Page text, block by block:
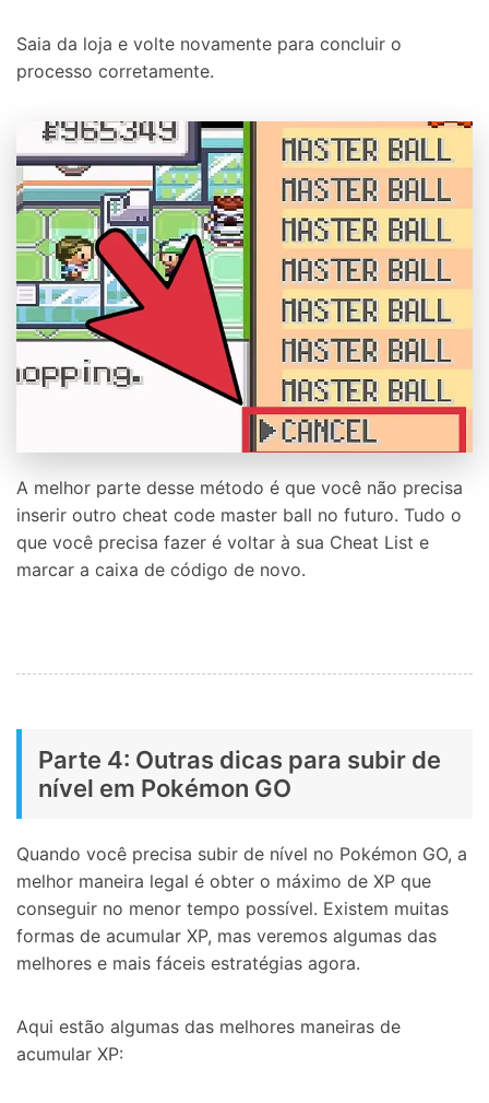
Saia da loja e volte novamente para concluir o
processo corretamente.
A melhor parte desse método é que você não precisa
inserir outro cheat code master ball no futuro. Tudo o
que você precisa fazer é voltar à sua Cheat List e
marcar a caixa de código de novo.
Parte 4: Outras dicas para subir de
nível em Pokémon GO
Quando você precisa subir de nível no Pokémon GO, a
melhor maneira legal é obter o máximo de XP que
conseguir no menor tempo possível. Existem muitas
formas de acumular XP, mas veremos algumas das
melhores e mais fáceis estratégias agora.
Aqui estão algumas das melhores maneiras de
acumular XP: